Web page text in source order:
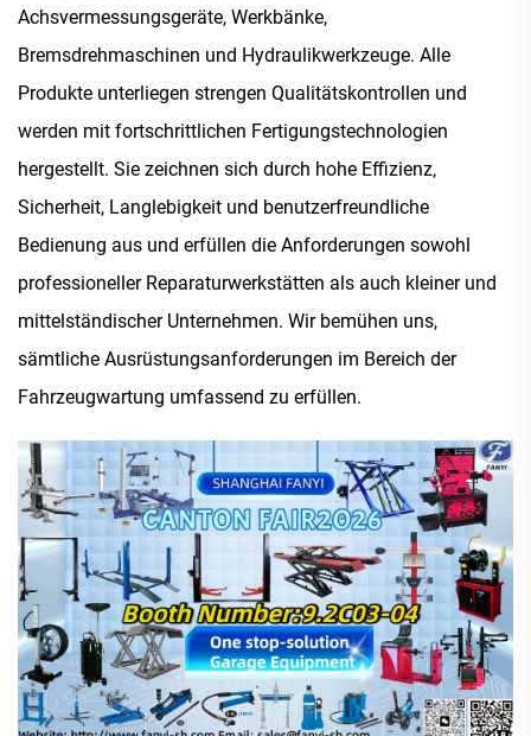
Achsvermessungsgeräte, Werkbänke,
Bremsdrehmaschinen und Hydraulikwerkzeuge. Alle
Produkte unterliegen strengen Qualitätskontrollen und
werden mit fortschrittlichen Fertigungstechnologien
hergestellt. Sie zeichnen sich durch hohe Effizienz,
Sicherheit, Langlebigkeit und benutzerfreundliche
Bedienung aus und erfüllen die Anforderungen sowohl
professioneller Reparaturwerkstätten als auch kleiner und
mittelständischer Unternehmen. Wir bemühen uns,
sämtliche Ausrüstungsanforderungen im Bereich der
Fahrzeugwartung umfassend zu erfüllen.